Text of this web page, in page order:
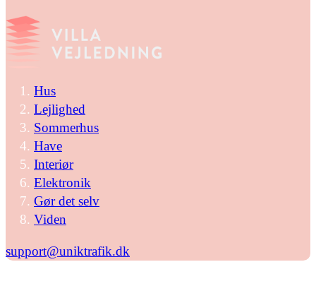
Hus
Lejlighed
Sommerhus
Have
Interiør
Elektronik
Gør det selv
Viden
support@uniktrafik.dk